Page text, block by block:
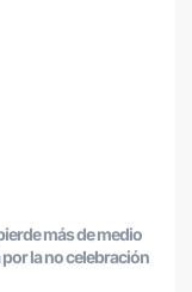
más de medio
la no celebración